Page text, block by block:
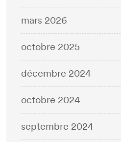
mars 2026
octobre 2025
décembre 2024
octobre 2024
septembre 2024